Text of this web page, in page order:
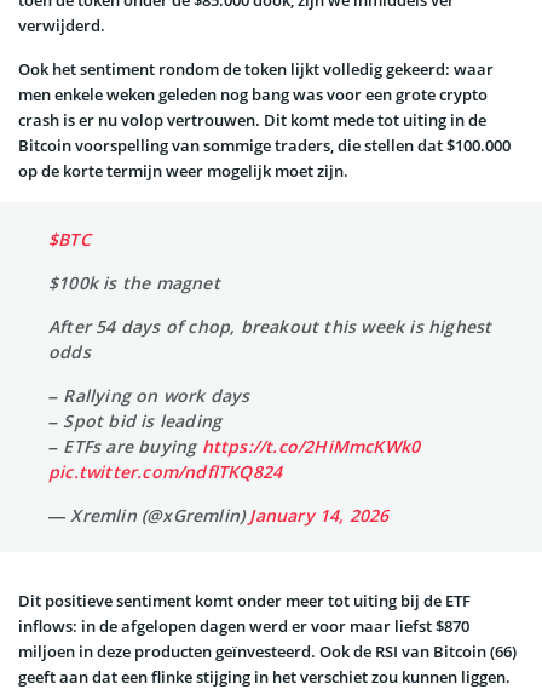
verwijderd.
Ook het sentiment rondom de token lijkt volledig gekeerd: waar
men enkele weken geleden nog bang was voor een grote crypto
crash is er nu volop vertrouwen. Dit komt mede tot uiting in de
Bitcoin voorspelling van sommige traders, die stellen dat $100.000
op de korte termijn weer mogelijk moet zijn.
$BTC
$100k is the magnet
After 54 days of chop, breakout this week is highest
odds
– Rallying on work days
– Spot bid is leading
– ETFs are buying https://t.co/2HiMmcKWk0
pic.twitter.com/ndflTKQ824
— Xremlin (@xGremlin)January 14, 2026
Dit positieve sentiment komt onder meer tot uiting bij de ETF
inflows: in de afgelopen dagen werd er voor maar liefst $870
miljoen in deze producten geïnvesteerd. Ook de RSI van Bitcoin (66)
geeft aan dat een flinke stijging in het verschiet zou kunnen liggen.